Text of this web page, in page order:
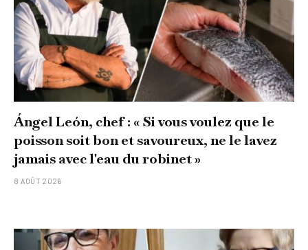
Ángel León, chef : « Si vous voulez que le
poisson soit bon et savoureux, ne le lavez
jamais avec l'eau du robinet »
8 AOÛT 2026